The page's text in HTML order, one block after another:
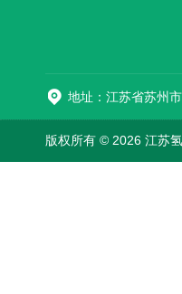
地址：江苏省苏州
版权所有 © 2026 江苏